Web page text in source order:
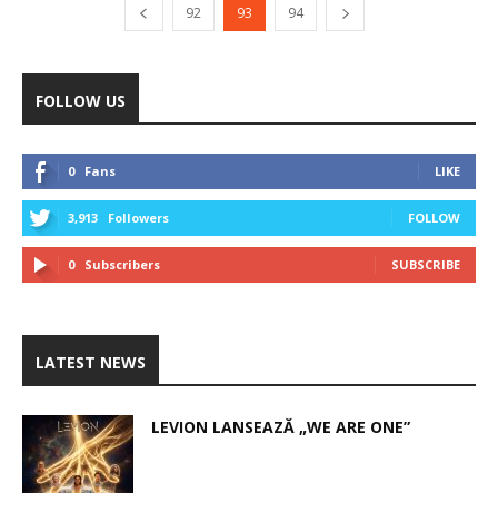
92 93 94
FOLLOW US
0 Fans LIKE
3,913 Followers FOLLOW
0 Subscribers SUBSCRIBE
LATEST NEWS
LEVION LANSEAZĂ „WE ARE ONE”